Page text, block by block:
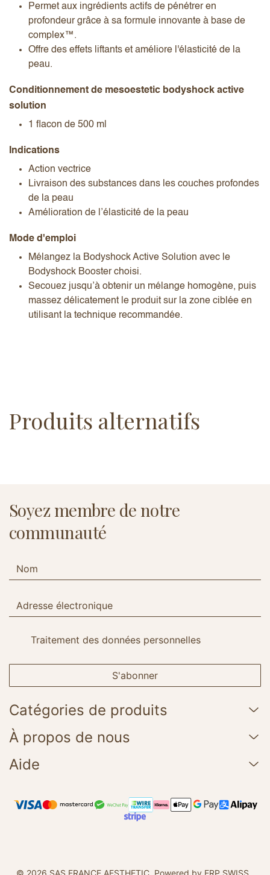
Permet aux ingrédients actifs de pénétrer en
profondeur grâce à sa formule innovante à base de
complex™.
Offre des effets liftants et améliore l'élasticité de la
peau.
Conditionnement de mesoestetic bodyshock active
solution
1 flacon de 500 ml
Indications
Action vectrice
Livraison des substances dans les couches profondes
de la peau
Amélioration de l’élasticité de la peau
Mode d'emploi
Mélangez la Bodyshock Active Solution avec le
Bodyshock Booster choisi.
Secouez jusqu’à obtenir un mélange homogène, puis
massez délicatement le produit sur la zone ciblée en
utilisant la technique recommandée.
Produits alternatifs
Soyez membre de notre
communauté
Traitement des données personnelles
S'abonner
Catégories de produits
À propos de nous
Aide